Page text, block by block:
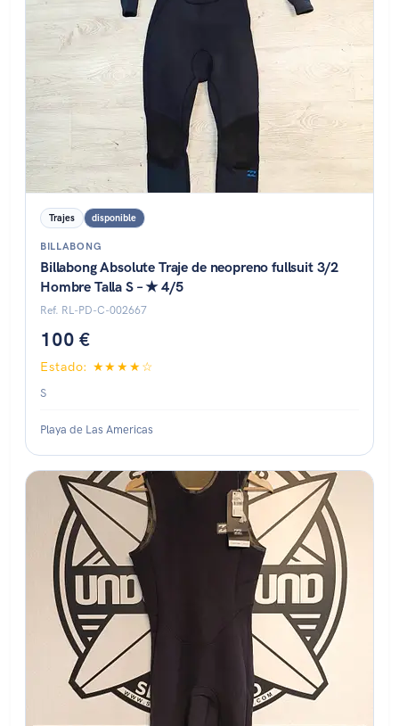
Trajes disponible
BILLABONG
Billabong Absolute Traje de neopreno fullsuit 3/2
Hombre Talla S – ★ 4/5
Ref. RL-PD-C-002667
100 €
Estado: ★★★★☆
S
Playa de Las Americas
Estado: ★★★★★